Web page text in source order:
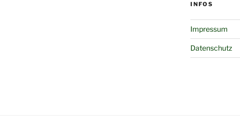
INFOS
Impressum
Datenschutz